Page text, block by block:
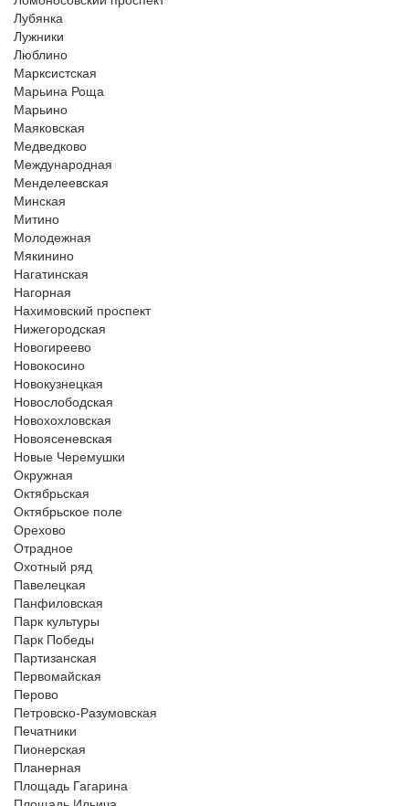
Лубянка
Лужники
Люблино
Марксистская
Марьина Роща
Марьино
Маяковская
Медведково
Международная
Менделеевская
Минская
Митино
Молодежная
Мякинино
Нагатинская
Нагорная
Нахимовский проспект
Нижегородская
Новогиреево
Новокосино
Новокузнецкая
Новослободская
Новохохловская
Новоясеневская
Новые Черемушки
Окружная
Октябрьская
Октябрьское поле
Орехово
Отрадное
Охотный ряд
Павелецкая
Панфиловская
Парк культуры
Парк Победы
Партизанская
Первомайская
Перово
Петровско-Разумовская
Печатники
Пионерская
Планерная
Площадь Гагарина